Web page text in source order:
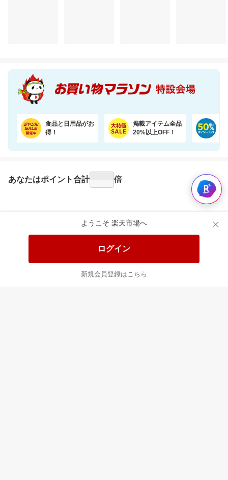
ようこそ 楽天市場へ
ログイン
新規会員登録はこちら
食品と日用品がお
得！
掲載アイテム全品
20%以上OFF！
あなたはポイント合計 倍